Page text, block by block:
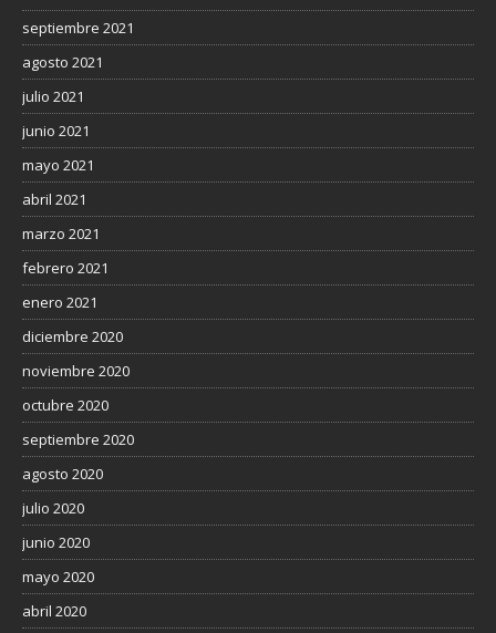
septiembre 2021
agosto 2021
julio 2021
junio 2021
mayo 2021
abril 2021
marzo 2021
febrero 2021
enero 2021
diciembre 2020
noviembre 2020
octubre 2020
septiembre 2020
agosto 2020
julio 2020
junio 2020
mayo 2020
abril 2020